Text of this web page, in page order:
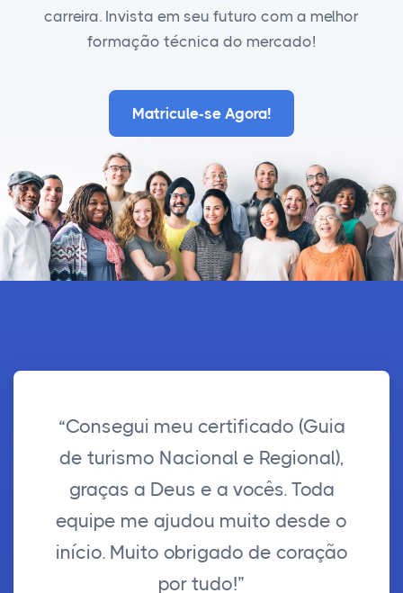
carreira. Invista em seu futuro com a melhor
formação técnica do mercado!
Matricule-se Agora!
“Consegui meu certificado (Guia
de turismo Nacional e Regional),
graças a Deus e a vocês. Toda
equipe me ajudou muito desde o
início. Muito obrigado de coração
por tudo!”